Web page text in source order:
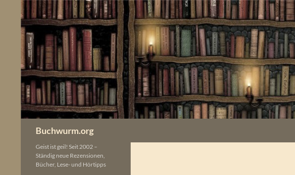
springen
Buchwurm.org
Geist ist geil! Seit 2002 –
Ständig neue Rezensionen,
Bücher, Lese- und Hörtipps